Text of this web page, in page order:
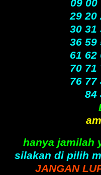
09 00
29 20
30 31
36 59
61 62
70 71
76 77
84
hanya jamilah
silakan di pilih
JANGAN